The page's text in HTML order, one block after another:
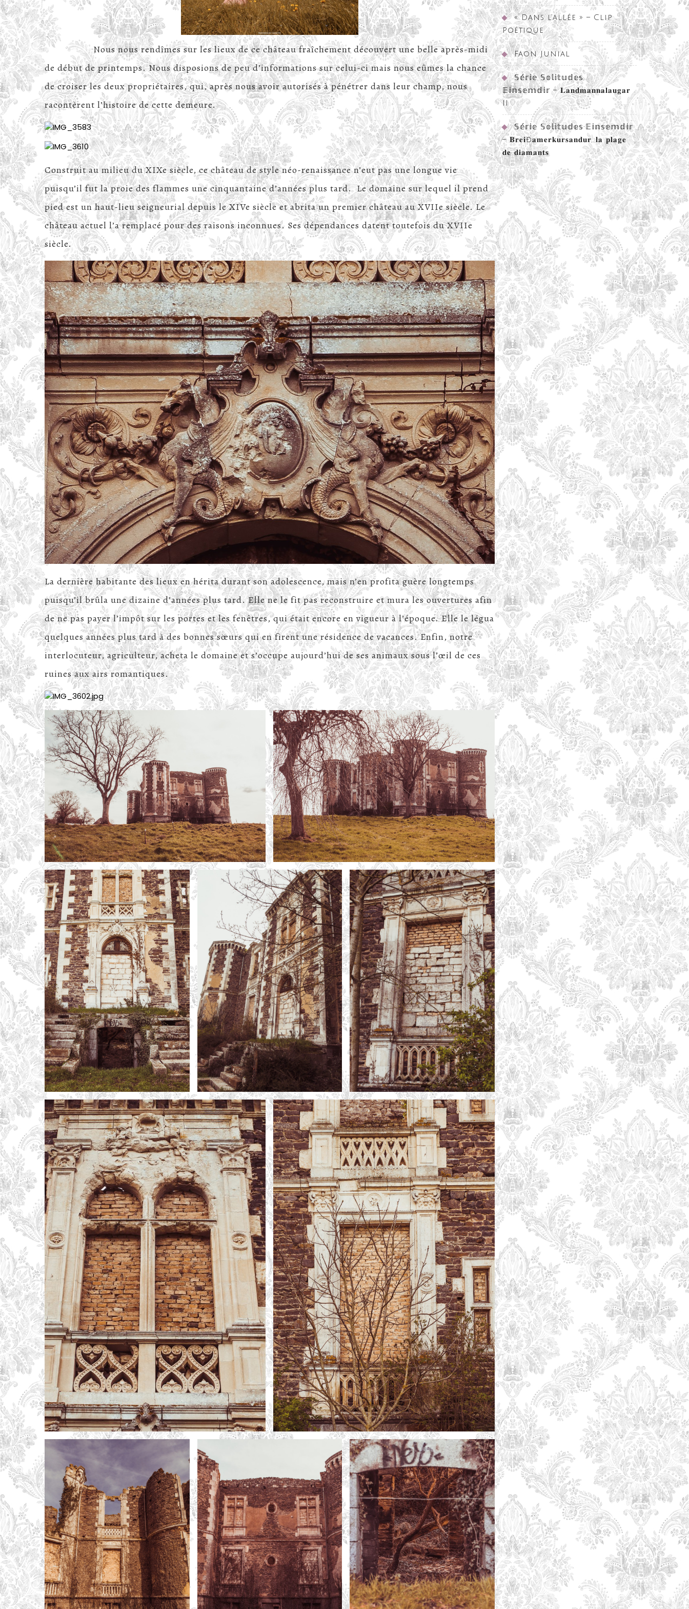
Nous nous rendîmes sur les lieux de ce château fraîchement découvert une belle après-midi
de début de printemps. Nous disposions de peu d’informations sur celui-ci mais nous eûmes la chance
de croiser les deux propriétaires, qui, après nous avoir autorisés à pénétrer dans leur champ, nous
racontèrent l’histoire de cette demeure.
Construit au milieu du XIXe siècle, ce château de style néo-renaissance n’eut pas une longue vie
puisqu’il fut la proie des flammes une cinquantaine d’années plus tard. Le domaine sur lequel il prend
pied est un haut-lieu seigneurial depuis le XIVe siècle et abrita un premier château au XVIIe siècle. Le
château actuel l’a remplacé pour des raisons inconnues. Ses dépendances datent toutefois du XVIIe
siècle.
La dernière habitante des lieux en hérita durant son adolescence, mais n’en profita guère longtemps
puisqu’il brûla une dizaine d’années plus tard. Elle ne le fit pas reconstruire et mura les ouvertures afin
de ne pas payer l’impôt sur les portes et les fenêtres, qui était encore en vigueur à l’époque. Elle le légua
quelques années plus tard à des bonnes sœurs qui en firent une résidence de vacances. Enfin, notre
interlocuteur, agriculteur, acheta le domaine et s’occupe aujourd’hui de ses animaux sous l’œil de ces
ruines aux airs romantiques.
« Dans l’allée » – Clip
Poétique
Faon Junial
𝕊𝕖́𝕣𝕚𝕖 𝕊𝕠𝕝𝕚𝕥𝕦𝕕𝕖𝕤 •
𝔼𝕚𝕟𝕤𝕖𝕞𝕕𝕚𝕣 – 𝐋𝐚𝐧𝐝𝐦𝐚𝐧𝐧𝐚𝐥𝐚𝐮𝐠𝐚𝐫
II
𝕊𝕖́𝕣𝕚𝕖 𝕊𝕠𝕝𝕚𝕥𝕦𝕕𝕖𝕤•𝔼𝕚𝕟𝕤𝕖𝕞𝕕𝕚𝕣
– 𝐁𝐫𝐞𝐢ð𝐚𝐦𝐞𝐫𝐤𝐮𝐫𝐬𝐚𝐧𝐝𝐮𝐫, 𝐥𝐚 𝐩𝐥𝐚𝐠𝐞
𝐝𝐞 𝐝𝐢𝐚𝐦𝐚𝐧𝐭𝐬